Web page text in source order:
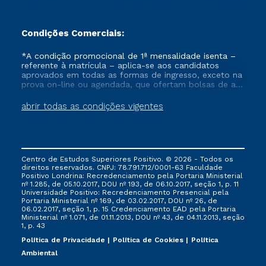
Condições Comerciais:
abrir todas as condições vigentes
*A condição promocional de 1ª mensalidade isenta –
referente à matrícula – aplica-se aos candidatos
aprovados em todas as formas de ingresso, exceto na
prova on-line ou agendada, que ofertam bolsas de até
vigente, que ainda não tenham efetivado e/ou não
tenham cancelado ou trancado sua matrícula em uma
via FIES, Prouni e outros programas governamentais, e
não se acumula com nenhuma outra campanha
ofertada pela Instituição.
Centro de Estudos Superiores Positivo. © 2026 - Todos os
direitos reservados. CNPJ: 78.791.712/0001-63 Faculdade
Positivo Londrina: Recredenciamento pela Portaria Ministerial
nº 1.285, de 05.10.2017, DOU nº 193, de 06.10.2017, seção 1, p. 11
Universidade Positivo: Recredenciamento Presencial ​pela
Portaria Ministerial nº 169, de 03.02.2017, DOU nº 26, de
06.02.2017, seção 1, p. 15 Credenciamento EAD pela Portaria
Ministerial nº 1.071, de 01.11.2013, DOU nº 43, de 04.11.2013, seção
1, p. 43
Política de Privacidade
Política de Cookies
Política
Ambiental